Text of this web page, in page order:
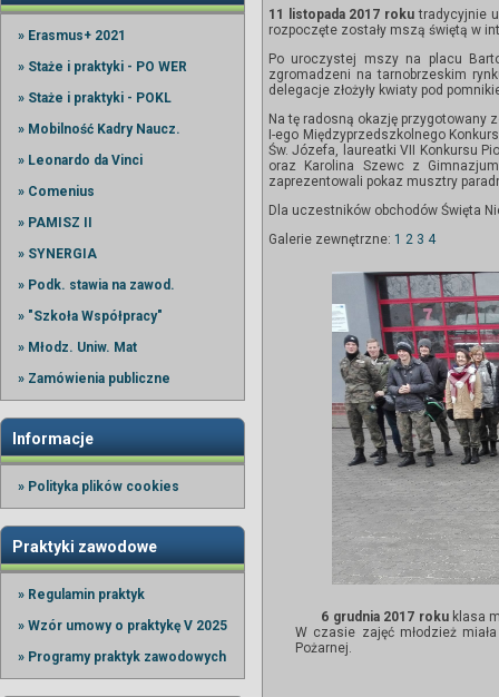
» Erasmus+ 2021
» Staże i praktyki - PO WER
» Staże i praktyki - POKL
» Mobilność Kadry Naucz.
» Leonardo da Vinci
» Comenius
» PAMISZ II
» SYNERGIA
» Podk. stawia na zawod.
» "Szkoła Współpracy"
» Młodz. Uniw. Mat
» Zamówienia publiczne
Informacje
» Polityka plików cookies
Praktyki zawodowe
» Regulamin praktyk
» Wzór umowy o praktykę V 2025
» Programy praktyk zawodowych
11 listopada 2017 rokutradycyjnie
rozpoczęte zostały mszą świętą w
Po uroczystej mszy na placu
zgromadzeni na tarnobrzeskim
delegacje złożyły kwiaty pod
Na tę radosną okazję przygotowany
I-ego Międzyprzedszkolnego
Św. Józefa, laureatki VII Konkursu
oraz Karolina Szewc z
zaprezentowali pokaz musztry
Dla uczestników obchodów Święta
Galerie zewnętrzne: 1 2 3 4
6 grudnia 2017 rokuklasa
W czasie zajęć młodzież
Pożarnej.